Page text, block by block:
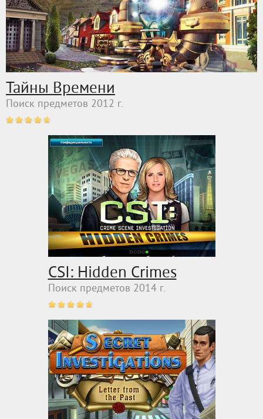
Тайны Времени
Поиск предметов 2012 г.
CSI: Hidden Crimes
Поиск предметов 2014 г.